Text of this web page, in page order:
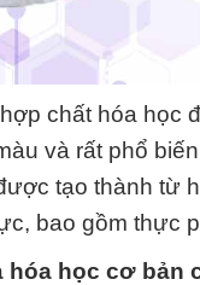
chất hóa học
và rất phổ
tạo thành từ
bao gồm thực
hóa học cơ bản